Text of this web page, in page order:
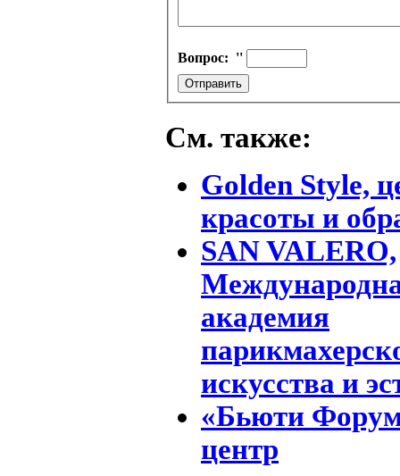
Вопрос: ''
См. также:
Golden Style,
красоты и
SAN VALERO,
академия
искусства и
«Бьюти
центр